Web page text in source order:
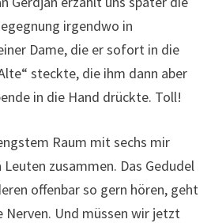
offenbar so gern hören, geht
Nerven. Und müssen wir jetzt
nach einem Kaffee
bald im Quartier sind? Was
Im Vorfeld haben wir Spenden
zu Gunsten krebskranker
Lose verkauft – immer mit dem
über Pfingsten nach
müssen wir halt liefern. Ich